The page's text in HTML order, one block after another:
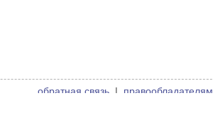
обратная связь | правообладателям